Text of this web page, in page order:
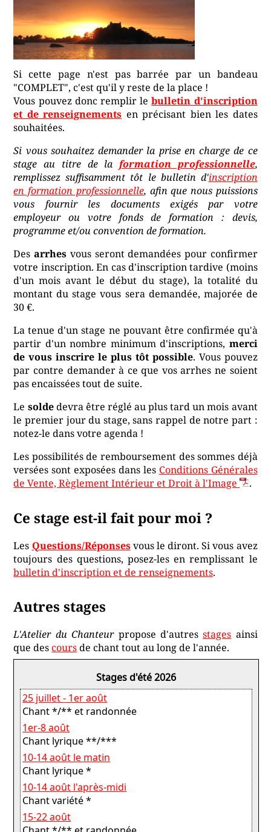
Stages d'été 2026
25 juillet - 1er août
Chant */** et randonnée
1er-8 août
Chant lyrique **/***
10-14 août le matin
Chant lyrique *
10-14 août l'après-midi
Chant variété *
15-22 août
Si cette page n'est pas barrée par un bandeau
"COMPLET", c'est qu'il y reste de la place !
Vous pouvez donc remplir lebulletin d'inscription
et de renseignements en précisant bien les dates
souhaitées.
Si vous souhaitez demander la prise en charge de ce
stage au titre de la formation professionnelle,
remplissez suffisamment tôt le bulletin d'inscription
en formation professionnelle, afin que nous puissions
vous fournir les documents exigés par votre
employeur ou votre fonds de formation : devis,
programme et/ou convention de formation.
Desarrhes vous seront demandées pour confirmer
votre inscription. En cas d'inscription tardive (moins
d'un mois avant le début du stage), la totalité du
montant du stage vous sera demandée, majorée de
30 €.
La tenue d'un stage ne pouvant être confirmée qu'à
partir d'un nombre minimum d'inscriptions, merci
de vous inscrire le plus tôt possible. Vous pouvez
par contre demander à ce que vos arrhes ne soient
pas encaissées tout de suite.
Le soldedevra être réglé au plus tard un mois avant
le premier jour du stage, sans rappel de notre part :
notez-le dans votre agenda !
Les possibilités de remboursement des sommes déjà
versées sont exposées dans les Conditions Générales
de Vente, Règlement Intérieur et Droit à l'Image
.
Ce stage est-il fait pour moi ?
Les Questions/Réponsesvous le diront. Si vous avez
toujours des questions, posez-les en remplissant le
bulletin d'inscription et de renseignements.
Autres stages
L'Atelier du Chanteurpropose d'autresstages ainsi
que descoursde chant tout au long de l'année.